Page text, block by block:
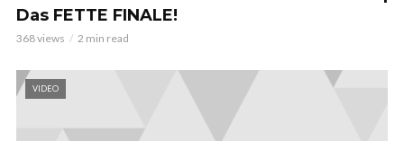
Das FETTE FINALE!
368 views 2 min read
VIDEO